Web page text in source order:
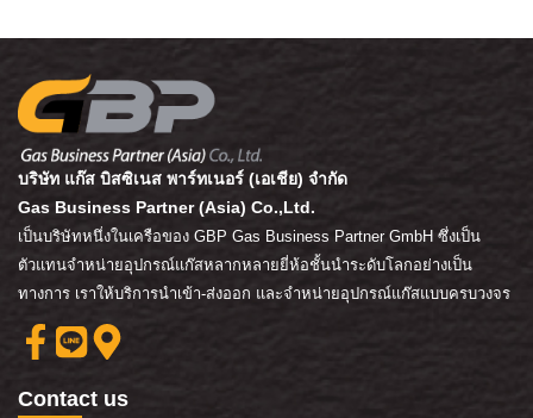
บริษัท แก๊ส บิสซิเนส พาร์ทเนอร์ (เอเชีย) จำกัด
Gas Business Partner (Asia) Co.,Ltd.
เป็นบริษัทหนึ่งในเครือของ GBP Gas Business Partner GmbH ซึ่งเป็น
ตัวแทนจำหน่ายอุปกรณ์แก๊สหลากหลายยี่ห้อชั้นนำระดับโลกอย่างเป็น
ทางการ เราให้บริการนำเข้า-ส่งออก และจำหน่ายอุปกรณ์แก๊สแบบครบวงจร
Contact us